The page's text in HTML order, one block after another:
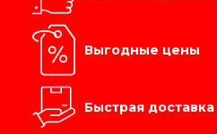
Выгодные цены
Быстрая доставка